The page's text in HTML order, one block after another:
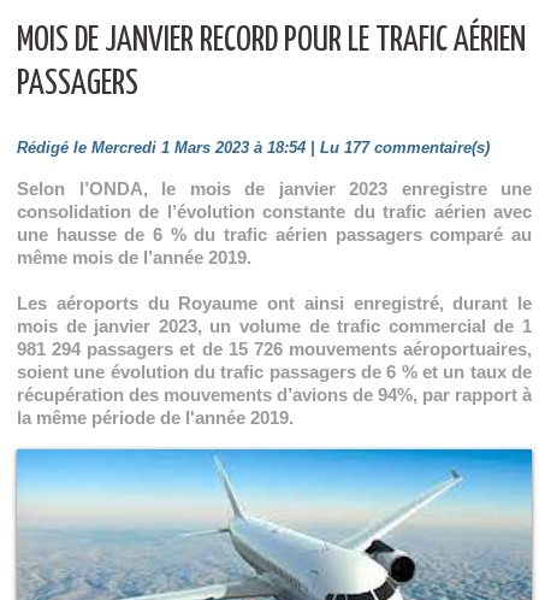
MOIS DE JANVIER RECORD POUR LE TRAFIC AÉRIEN
PASSAGERS
Rédigé le Mercredi 1 Mars 2023 à 18:54 | Lu 177 commentaire(s)
Selon l’ONDA, le mois de janvier 2023 enregistre une
consolidation de l’évolution constante du trafic aérien avec
une hausse de 6 % du trafic aérien passagers comparé au
même mois de l’année 2019.
Les aéroports du Royaume ont ainsi enregistré, durant le
mois de janvier 2023, un volume de trafic commercial de 1
981 294 passagers et de 15 726 mouvements aéroportuaires,
soient une évolution du trafic passagers de 6 % et un taux de
récupération des mouvements d’avions de 94%, par rapport à
la même période de l'année 2019.